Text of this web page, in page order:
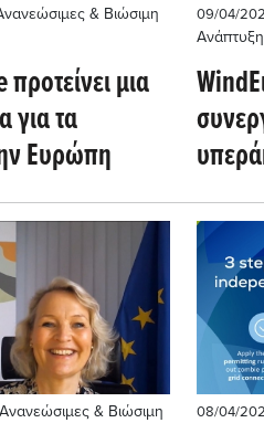
& Βιώσιμη
μια
για τα
Ευρώπη
09/04/
Ανάπτυξη
& Βιώσιμη
08/04/